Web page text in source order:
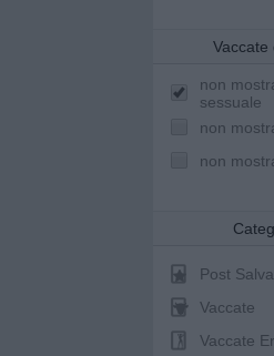
Vaccate
non
sessuale
non
non
Post
Vaccate
Vaccate